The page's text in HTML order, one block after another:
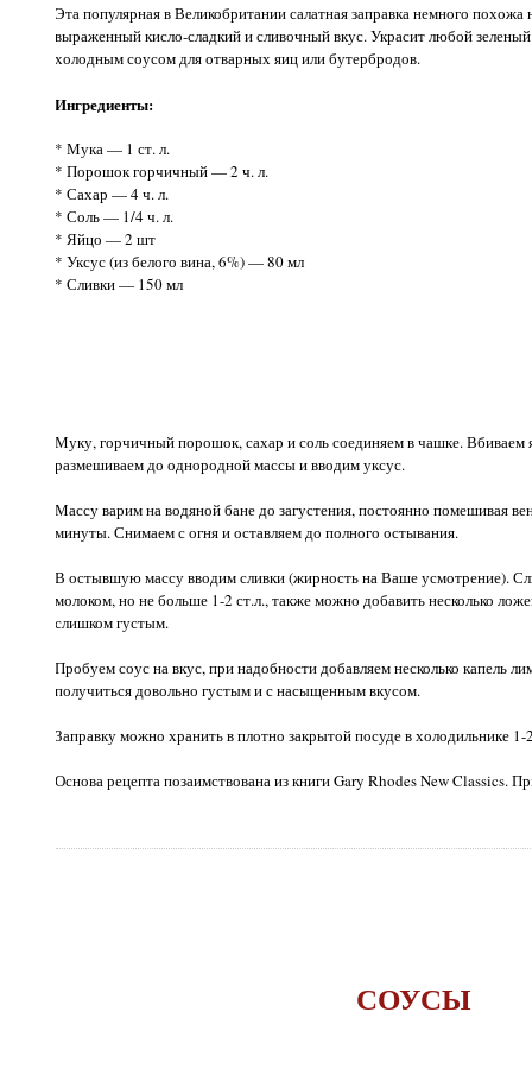
Эта популярная в Великобритании салатная заправка немного похожа
выраженный кисло-сладкий и сливочный вкус. Украсит любой
холодным соусом для отварных яиц или бутербродов.
Ингредиенты:
* Мука — 1 ст. л.
* Порошок горчичный — 2 ч. л.
* Сахар — 4 ч. л.
* Соль — 1/4 ч. л.
* Яйцо — 2 шт
* Уксус (из белого вина, 6%) — 80 мл
* Сливки — 150 мл
Муку, горчичный порошок, сахар и соль соединяем в чашке. Вбиваем
размешиваем до однородной массы и вводим уксус.
Массу варим на водяной бане до загустения, постоянно помешивая
минуты. Снимаем с огня и оставляем до полного остывания.
В остывшую массу вводим сливки (жирность на Ваше усмотрение).
молоком, но не больше 1-2 ст.л., также можно добавить несколько
слишком густым.
Пробуем соус на вкус, при надобности добавляем несколько капель
получиться довольно густым и с насыщенным вкусом.
Заправку можно хранить в плотно закрытой посуде в холодильнике 1-
Основа рецепта позаимствована из книги Gary Rhodes New Classics.
СОУСЫ